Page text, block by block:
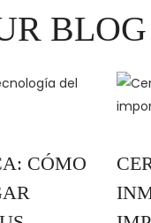
BLOG
CÓMO